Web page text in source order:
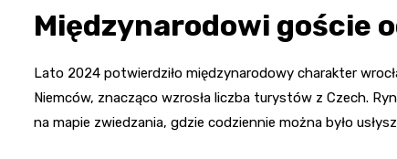
Międzynarodowi goście
Lato 2024 potwierdziło międzynarodowy charakter
Niemców, znacząco wzrosła liczba turystów z Czech.
na mapie zwiedzania, gdzie codziennie można było